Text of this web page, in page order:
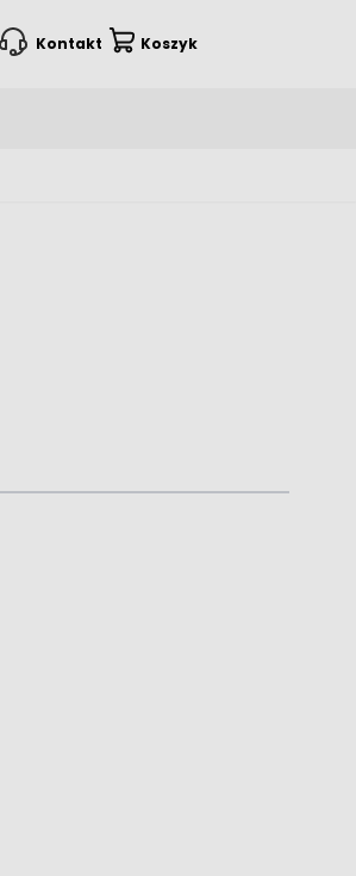
Kontakt Koszyk